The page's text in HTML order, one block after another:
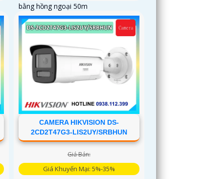
bằng hồng ngoại 50m
CAMERA HIKVISION DS-
2CD2T47G3-LIS2UY/SRBHUN
Giá Bán:
Giá Khuyến Mại: 5%-35%